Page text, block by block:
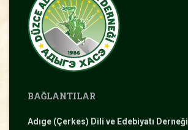
BAĞLANTILAR
Adıge (Çerkes) Dili ve Edebiyatı Derneği